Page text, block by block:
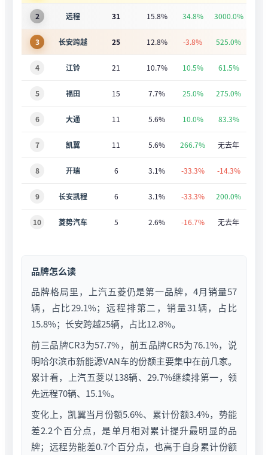
2 远程 31 15.8% 34.8% 3000.0%
3 长安跨越 25 12.8% -3.8% 525.0%
4 江铃 21 10.7% 10.5% 61.5%
5 福田 15 7.7% 25.0% 275.0%
6 大通 11 5.6% 10.0% 83.3%
7 凯翼 11 5.6% 266.7% 无去年
8 开瑞 6 3.1% -33.3% -14.3%
9 长安凯程 6 3.1% -33.3% 200.0%
10 菱势汽车 5 2.6% -16.7% 无去年
品牌怎么读
品牌格局里，上汽五菱仍是第一品牌，4月销量57
辆，占比29.1%；远程排第二，销量31辆，占比
15.8%；长安跨越25辆，占比12.8%。
前三品牌CR3为57.7%，前五品牌CR5为76.1%，说
明哈尔滨市新能源VAN车的份额主要集中在前几家。
累计看，上汽五菱以138辆、29.7%继续排第一，领
先远程70辆、15.1%。
变化上，凯翼当月份额5.6%、累计份额3.4%，势能
差2.2个百分点，是单月相对累计提升最明显的品
牌；远程势能差0.7个百分点，也高于自身累计份额